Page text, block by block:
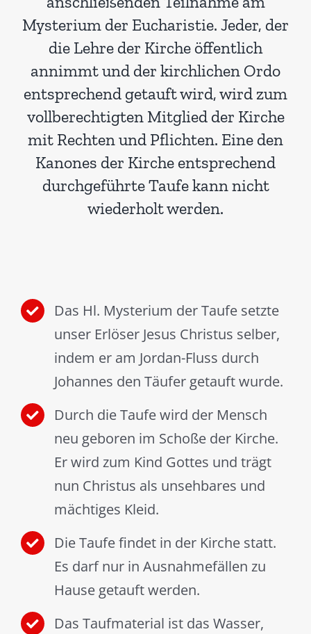
Mysterium der Eucharistie. Jeder, der
die Lehre der Kirche öffentlich
annimmt und der kirchlichen Ordo
entsprechend getauft wird, wird zum
vollberechtigten Mitglied der Kirche
mit Rechten und Pflichten. Eine den
Kanones der Kirche entsprechend
durchgeführte Taufe kann nicht
wiederholt werden.
Das Hl. Mysterium der Taufe setzte
unser Erlöser Jesus Christus selber,
indem er am Jordan-Fluss durch
Johannes den Täufer getauft wurde.
Durch die Taufe wird der Mensch
neu geboren im Schoße der Kirche.
Er wird zum Kind Gottes und trägt
nun Christus als unsehbares und
mächtiges Kleid.
Die Taufe findet in der Kirche statt.
Es darf nur in Ausnahmefällen zu
Hause getauft werden.
Das Taufmaterial ist das Wasser,